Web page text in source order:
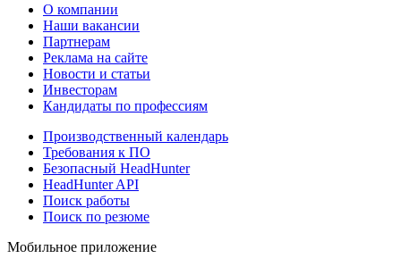
О компании
Наши вакансии
Партнерам
Реклама на сайте
Новости и статьи
Инвесторам
Кандидаты по профессиям
Производственный календарь
Требования к ПО
Безопасный HeadHunter
HeadHunter API
Поиск работы
Поиск по резюме
Мобильное приложение